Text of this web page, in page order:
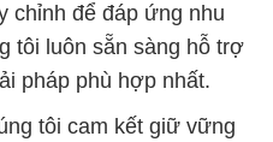
chỉnh để đáp ứng nhu
tôi luôn sẵn sàng hỗ trợ
pháp phù hợp nhất.
tôi cam kết giữ vững